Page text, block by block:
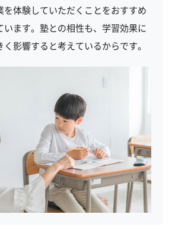
を体験していただくことをおすすめ
います。塾との相性も、学習効果に
く影響すると考えているからです。